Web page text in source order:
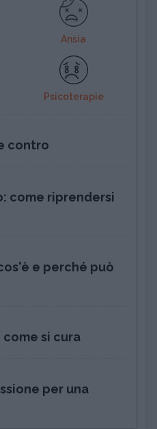
Ansia
Psicoterapie
contro
come riprendersi
e perché può
si cura
per una